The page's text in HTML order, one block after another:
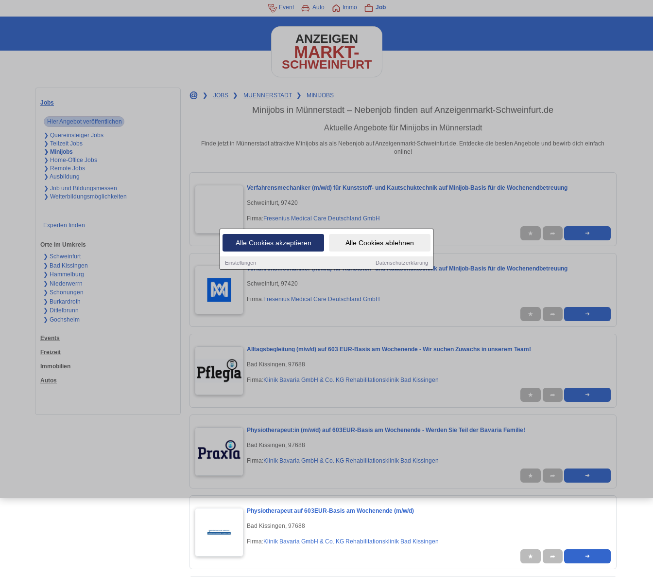
Alle Cookies akzeptieren Alle Cookies ablehnen
Einstellungen Datenschutzerklärung
Event Auto Immo Job
ANZEIGEN
MARKT-
SCHWEINFURT
Jobs
Hier Angebot veröffentlichen
❯ Quereinsteiger Jobs
❯ Teilzeit Jobs
❯ Minijobs
❯ Home-Office Jobs
❯ Remote Jobs
❯ Ausbildung
❯ Job und Bildungsmessen
❯ Weiterbildungsmöglichkeiten
Experten finden
Orte im Umkreis
❯ Schweinfurt
❯ Bad Kissingen
❯ Hammelburg
❯ Niederwerrn
❯ Schonungen
❯ Burkardroth
❯ Dittelbrunn
❯ Gochsheim
Events
Freizeit
Immobilien
Autos
❯ JOBS ❯ MUENNERSTADT ❯ MINIJOBS
Minijobs in Münnerstadt – Nebenjob finden auf Anzeigenmarkt-Schweinfurt.de
Aktuelle Angebote für Minijobs in Münnerstadt
Finde jetzt in Münnerstadt attraktive Minijobs als als Nebenjob auf Anzeigenmarkt-Schweinfurt.de. Entdecke die besten Angebote und bewirb dich einfach
online!
Verfahrensmechaniker (m/w/d) für Kunststoff- und Kautschuktechnik auf Minijob-Basis für die Wochenendbetreuung
Schweinfurt, 97420
Firma:Fresenius Medical Care Deutschland GmbH
★ ➦ ➜
Verfahrensmechaniker (m/w/d) für Kunststoff- und Kautschuktechnik auf Minijob-Basis für die Wochenendbetreuung
Schweinfurt, 97420
Firma:Fresenius Medical Care Deutschland GmbH
★ ➦ ➜
Alltagsbegleitung (m/w/d) auf 603 EUR-Basis am Wochenende - Wir suchen Zuwachs in unserem Team!
Bad Kissingen, 97688
Firma:Klinik Bavaria GmbH & Co. KG Rehabilitationsklinik Bad Kissingen
★ ➦ ➜
Physiotherapeut:in (m/w/d) auf 603EUR-Basis am Wochenende - Werden Sie Teil der Bavaria Familie!
Bad Kissingen, 97688
Firma:Klinik Bavaria GmbH & Co. KG Rehabilitationsklinik Bad Kissingen
★ ➦ ➜
Physiotherapeut auf 603EUR-Basis am Wochenende (m/w/d)
Bad Kissingen, 97688
Firma:Klinik Bavaria GmbH & Co. KG Rehabilitationsklinik Bad Kissingen
★ ➦ ➜